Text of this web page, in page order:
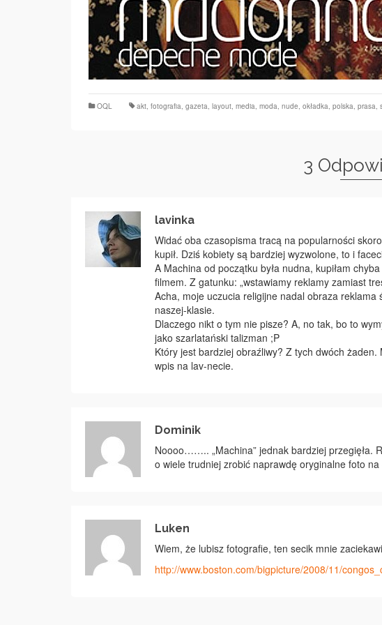
OQL akt, fotografia, gazeta, layout, media, moda, nude, okładka, polska, prasa,
3
lavinka
Widać oba czasopisma tracą na popularności
kupił. Dziś kobiety są bardziej wyzwolone, to i
A Machina od początku była nudna, kupiłam
filmem. Z gatunku: „wstawiamy reklamy zamiast
Acha, moje uczucia religijne nadal obraza
naszej-klasie.
Dlaczego nikt o tym nie pisze? A, no tak, bo to
jako szarlatański talizman ;P
Który jest bardziej obraźliwy? Z tych dwóch
wpis na lav-necie.
Dominik
Noooo…….. „Machina” jednak bardziej przegięła.
o wiele trudniej zrobić naprawdę oryginalne foto na
Luken
Wiem, że lubisz fotografie, ten secik mnie
http://www.boston.com/bigpicture/2008/11/